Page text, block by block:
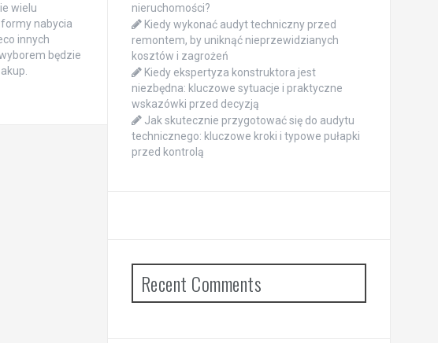
wielu
nabycia
innych
będzie
nieruchomości?
Kiedy wykonać audyt techniczny przed
remontem, by uniknąć nieprzewidzianych
kosztów i zagrożeń
Kiedy ekspertyza konstruktora jest
niezbędna: kluczowe sytuacje i praktyczne
wskazówki przed decyzją
Jak skutecznie przygotować się do audytu
technicznego: kluczowe kroki i typowe pułapki
przed kontrolą
Recent Comments